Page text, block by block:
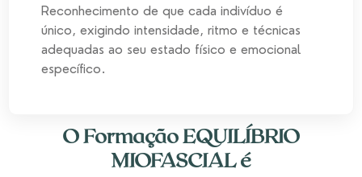
Reconhecimento de que cada indivíduo é
único, exigindo intensidade, ritmo e técnicas
adequadas ao seu estado físico e emocional
específico.
O Formação EQUILÍBRIO
MIOFASCIAL é